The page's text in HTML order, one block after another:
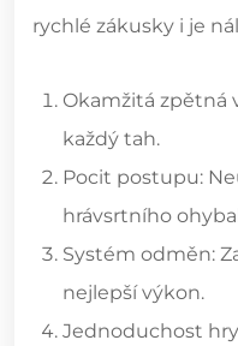
rychlé zákusky i je
Okamžitá zpětná
každý tah.
Pocit postupu:
hrávsrtního
Systém odměn:
nejlepší výkon.
Jednoduchost